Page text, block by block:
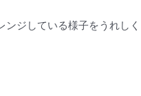
ジしている様子をうれしく